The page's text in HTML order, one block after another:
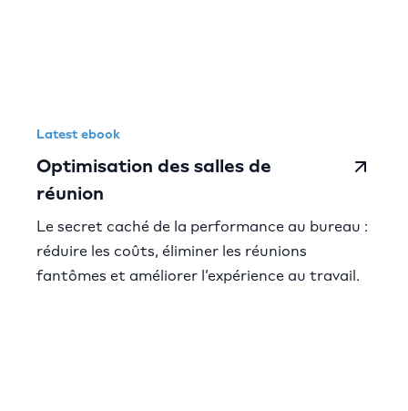
Latest ebook
Optimisation des salles de
réunion
Le secret caché de la performance au bureau :
réduire les coûts, éliminer les réunions
fantômes et améliorer l’expérience au travail.